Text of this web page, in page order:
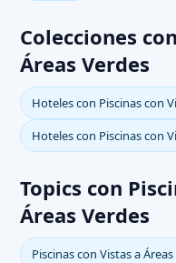
Colecciones
Áreas Verdes
Hoteles con Piscinas con
Hoteles con Piscinas con
Topics con
Áreas Verdes
Piscinas con Vistas a